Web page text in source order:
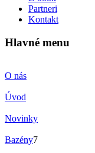
Partneri
Kontakt
Hlavné menu
O nás
Úvod
Novinky
Bazény7